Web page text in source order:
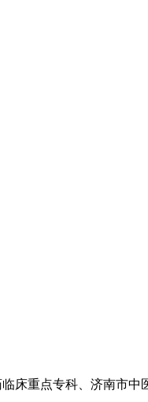
床重点专科、济南市